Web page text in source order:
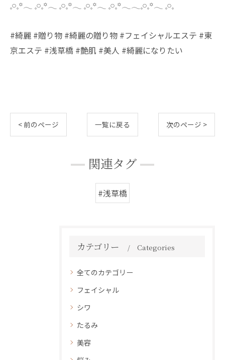
𓈒𓏸𓈒꙳𓂃 𓈒𓏸𓈒꙳𓂃 𓈒𓏸𓈒꙳𓂃 𓈒𓏸𓈒꙳𓂃 𓈒𓏸𓈒꙳𓂃𓂃𓈒𓏸𓈒꙳𓂃 𓈒𓏸𓈒
#綺麗 #贈り物 #綺麗の贈り物 #フェイシャルエステ #東
京エステ #浅草橋 #艶肌 #美人 #綺麗になりたい
< 前のページ 一覧に戻る 次のページ >
関連タグ
#浅草橋
カテゴリー Categories
全てのカテゴリー
フェイシャル
シワ
たるみ
美容